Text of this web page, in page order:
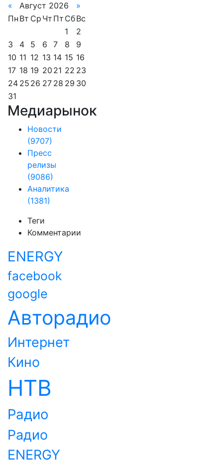
«
Август 2026
»
Пн Вт Ср Чт Пт СбВс
1
2
3
4 5 6 7 8
9
10 11 12 13 14 15 16
17 18 19 20 21 22 23
24 25 26 27 28 29 30
31
Медиарынок
Новости
(9707)
Пресс
релизы
(9086)
Аналитика
(1381)
Теги
Комментарии
ENERGY
facebook
google
Авторадио
Интернет
Кино
НТВ
Радио
Радио
ENERGY